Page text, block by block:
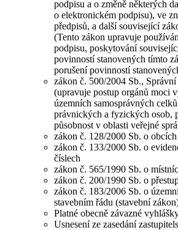
podpisu a o změně některých
o elektronickém podpisu), ve
předpisů, a další související
(Tento zákon upravuje
podpisu, poskytování
povinností stanovených tímto
porušení povinností
zákon č. 500/2004 Sb.,
(upravuje postup orgánů moci
územních samosprávných
právnických a fyzických osob,
působnost v oblasti veřejné
zákon č. 128/2000 Sb. o obcích
zákon č. 133/2000 Sb. o
číslech
zákon č. 565/1990 Sb. o
zákon č. 200/1990 Sb. o
zákon č. 183/2006 Sb. o
stavebním řádu (stavební
Platné obecně závazné
Usnesení ze zasedání